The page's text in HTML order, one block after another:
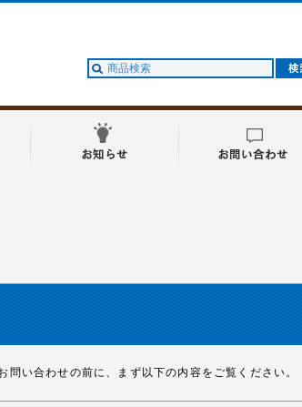
い合わせの前に、まず以下の内容をご覧ください。